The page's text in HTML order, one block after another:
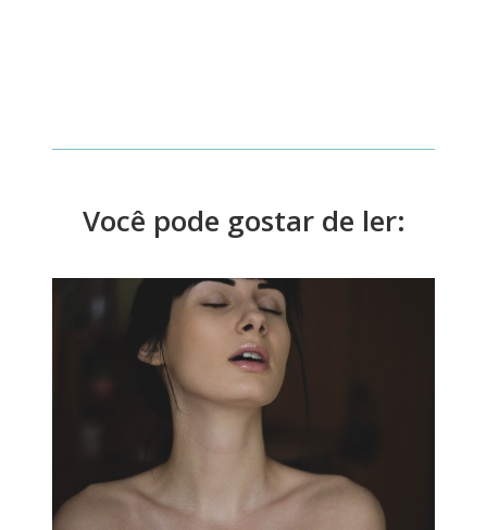
Você pode gostar de ler: